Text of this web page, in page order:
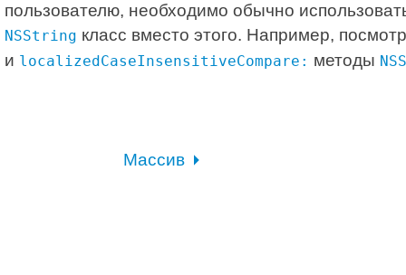
пользователю, необходимо обычно
NSString класс вместо этого. Например,
и localizedCaseInsensitiveCompare: методы
Массив